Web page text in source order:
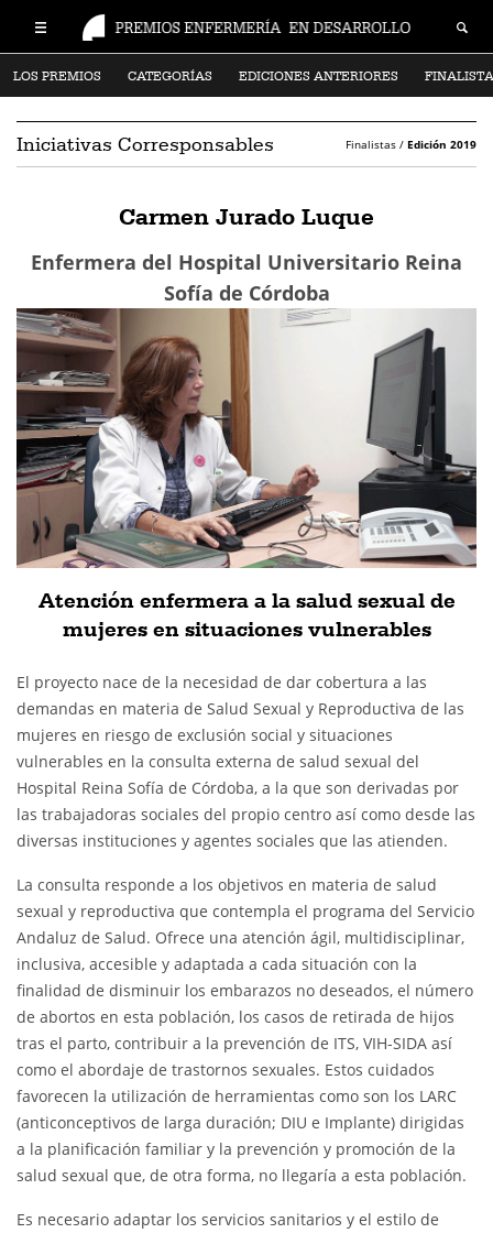
LOS PREMIOS CATEGORÍAS EDICIONES ANTERIORES
Iniciativas Corresponsables Finalistas / Edición 2019
Carmen Jurado Luque
Enfermera del Hospital Universitario Reina
Sofía de Córdoba
Atención enfermera a la salud sexual de
mujeres en situaciones vulnerables
El proyecto nace de la necesidad de dar cobertura a las
demandas en materia de Salud Sexual y Reproductiva de las
mujeres en riesgo de exclusión social y situaciones
vulnerables en la consulta externa de salud sexual del
Hospital Reina Sofía de Córdoba, a la que son derivadas por
las trabajadoras sociales del propio centro así como desde las
diversas instituciones y agentes sociales que las atienden.
La consulta responde a los objetivos en materia de salud
sexual y reproductiva que contempla el programa del Servicio
Andaluz de Salud. Ofrece una atención ágil, multidisciplinar,
inclusiva, accesible y adaptada a cada situación con la
finalidad de disminuir los embarazos no deseados, el número
de abortos en esta población, los casos de retirada de hijos
tras el parto, contribuir a la prevención de ITS, VIH-SIDA así
como el abordaje de trastornos sexuales. Estos cuidados
favorecen la utilización de herramientas como son los LARC
(anticonceptivos de larga duración; DIU e Implante) dirigidas
a la planificación familiar y la prevención y promoción de la
salud sexual que, de otra forma, no llegaría a esta población.
Es necesario adaptar los servicios sanitarios y el estilo de